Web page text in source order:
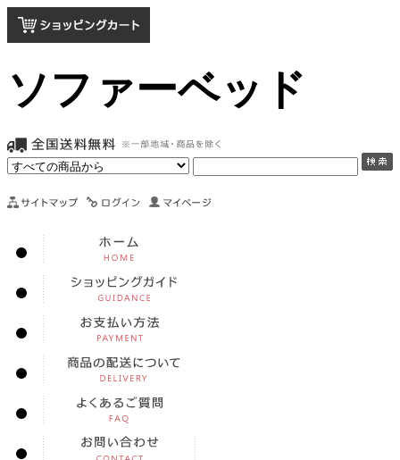
ソファーベッド